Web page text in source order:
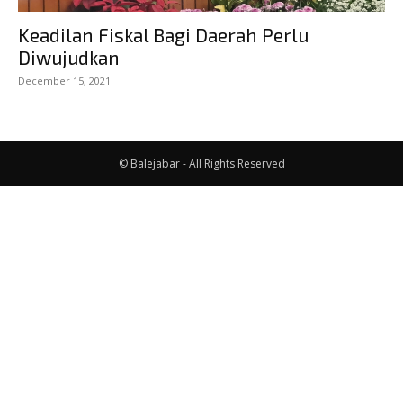
Keadilan Fiskal Bagi Daerah Perlu
Diwujudkan
December 15, 2021
© Balejabar - All Rights Reserved